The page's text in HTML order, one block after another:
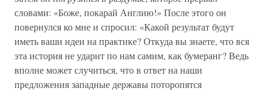
словами: «Боже, покарай Англию!» После этого он
повернулся ко мне и спросил: «Какой результат будут
иметь ваши идеи на практике? Откуда вы знаете, что вся
эта история не ударит по нам самим, как бумеранг? Ведь
вполне может случиться, что в ответ на наши
предложения западные державы поторопятся